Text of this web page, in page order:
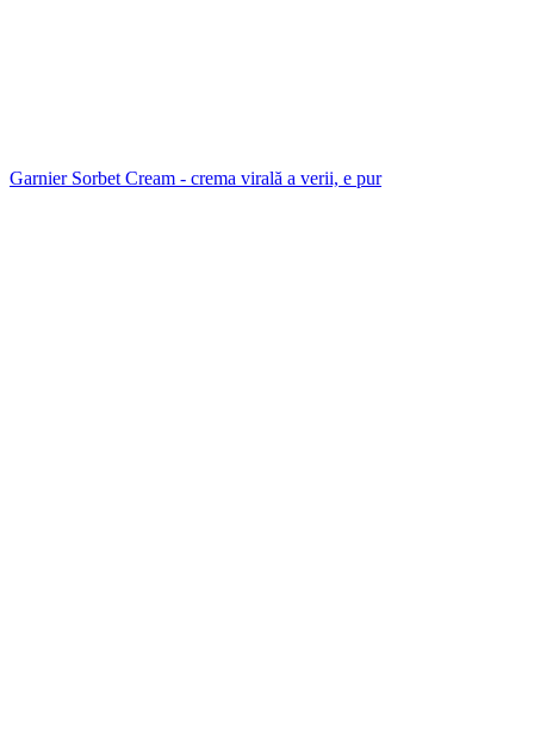
Garnier Sorbet Cream - crema virală a verii, e pur